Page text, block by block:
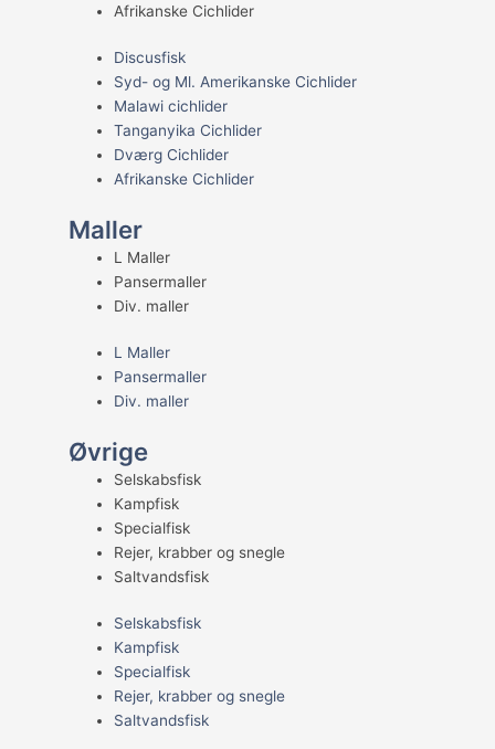
Afrikanske Cichlider
Discusfisk
Syd- og Ml. Amerikanske Cichlider
Malawi cichlider
Tanganyika Cichlider
Dværg Cichlider
Afrikanske Cichlider
Maller
L Maller
Pansermaller
Div. maller
L Maller
Pansermaller
Div. maller
Øvrige
Selskabsfisk
Kampfisk
Specialfisk
Rejer, krabber og snegle
Saltvandsfisk
Selskabsfisk
Kampfisk
Specialfisk
Rejer, krabber og snegle
Saltvandsfisk